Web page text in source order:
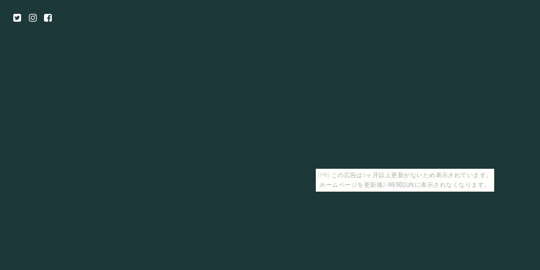
[PR] この広告は3ヶ月以上更新がないため表示されています。
ホームページを更新後24時間以内に表示されなくなります。